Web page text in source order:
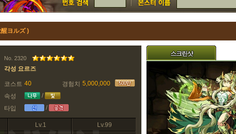
ヨルズ )
No. 2320
각성 요르즈
코스트 40 경험치 5,000,000
속성
/
타입
/
Lv.1
Lv.99
스크린샷